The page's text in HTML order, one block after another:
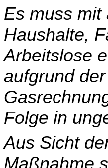
Es muss mit
Haushalte,
Arbeitslose
aufgrund
Folge in
Aus Sicht
Maßnahme